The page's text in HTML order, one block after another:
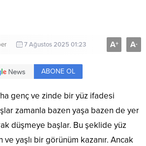
7 Ağustos 2025 01:23 A+ A-
ABONE OL
genç ve zinde bir yüz ifadesi
zamanla bazen yaşa bazen de yer
düşmeye başlar. Bu şeklide yüz
yaşlı bir görünüm kazanır. Ancak